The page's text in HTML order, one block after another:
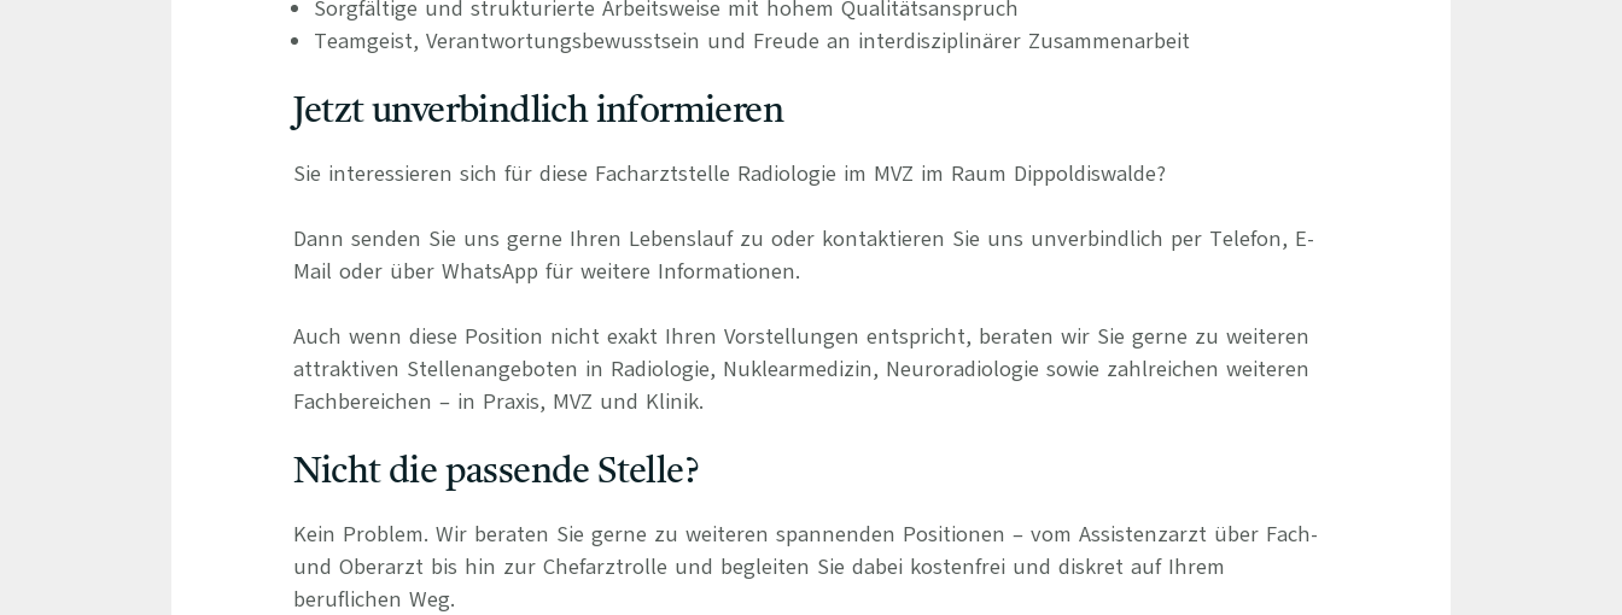
Sorgfältige und strukturierte Arbeitsweise mit hohem Qualitätsanspruch
Teamgeist, Verantwortungsbewusstsein und Freude an interdisziplinärer Zusammenarbeit
Jetzt unverbindlich informieren
Sie interessieren sich für diese Facharztstelle Radiologie im MVZ im Raum Dippoldiswalde?
Dann senden Sie uns gerne Ihren Lebenslauf zu oder kontaktieren Sie uns unverbindlich per Telefon, E-
Mail oder über WhatsApp für weitere Informationen.
Auch wenn diese Position nicht exakt Ihren Vorstellungen entspricht, beraten wir Sie gerne zu weiteren
attraktiven Stellenangeboten in Radiologie, Nuklearmedizin, Neuroradiologie sowie zahlreichen weiteren
Fachbereichen – in Praxis, MVZ und Klinik.
Nicht die passende Stelle?
Kein Problem. Wir beraten Sie gerne zu weiteren spannenden Positionen – vom Assistenzarzt über Fach-
und Oberarzt bis hin zur Chefarztrolle und begleiten Sie dabei kostenfrei und diskret auf Ihrem
beruflichen Weg.